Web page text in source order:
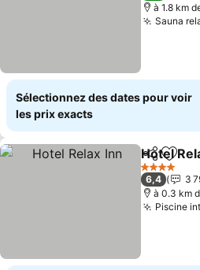
à 1.8 km
Sauna
Sélectionnez des dates pour voir
les prix exacts
Partager
Hotel
4 Étoiles
6,4
3
à 0.3 km
Piscine